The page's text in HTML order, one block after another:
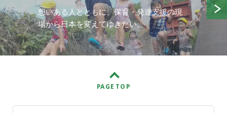
想いある人とともに、保育・発達支援の現
場から日本を変えてゆきたい。
PAGE TOP